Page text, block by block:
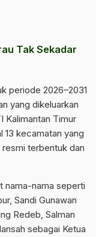
Tak Sekadar
periode 2026–2031
yang dikeluarkan
Kalimantan Timur
13 kecamatan yang
resmi terbentuk dan
nama-nama seperti
Sandi Gunawan
Redeb, Salman
sebagai Ketua